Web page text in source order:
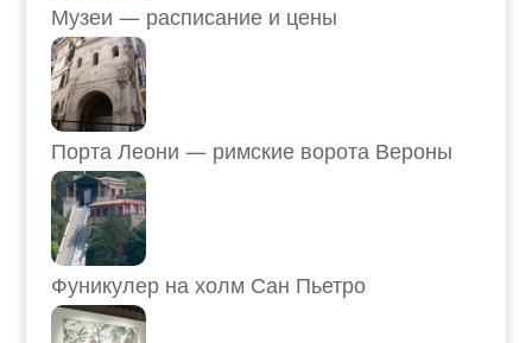
Музеи — расписание и цены
Порта Леони — римские ворота Вероны
Фуникулер на холм Сан Пьетро